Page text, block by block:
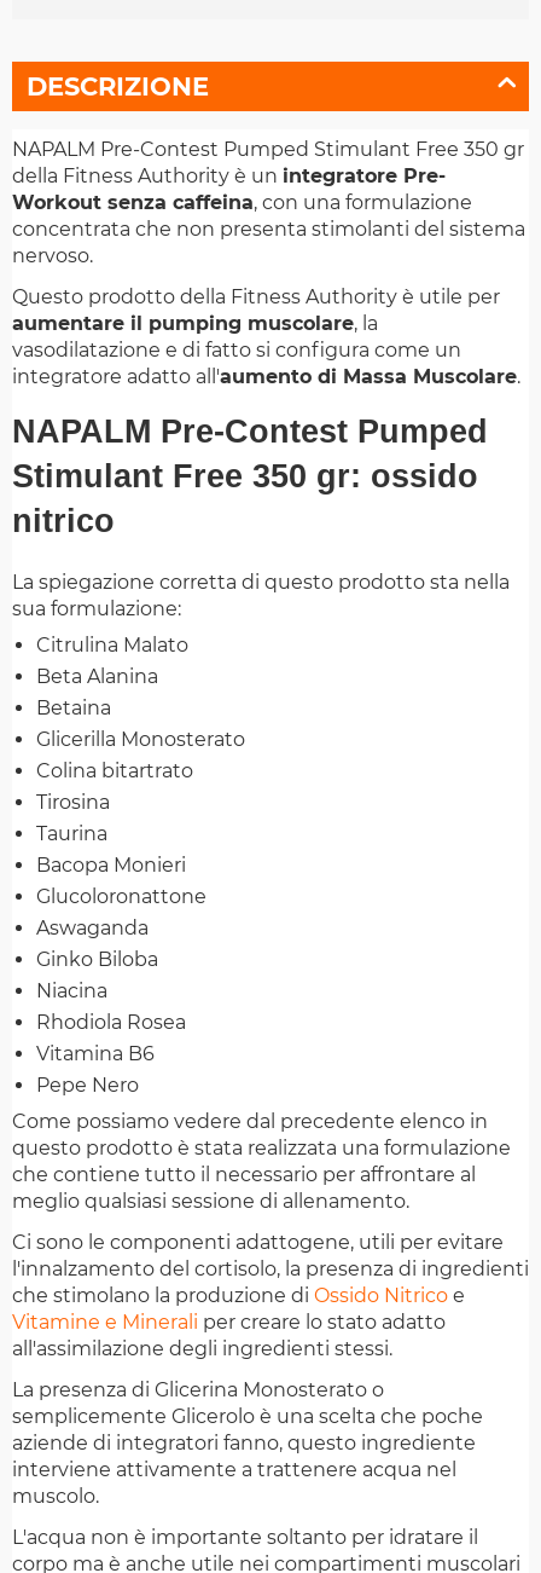
DESCRIZIONE
NAPALM Pre-Contest Pumped Stimulant Free 350 gr
della Fitness Authority è un integratore Pre-
Workout senza caffeina, con una formulazione
concentrata che non presenta stimolanti del sistema
nervoso.
Questo prodotto della Fitness Authority è utile per
aumentare il pumping muscolare, la
vasodilatazione e di fatto si configura come un
integratore adatto all'aumento di Massa Muscolare.
NAPALM Pre-Contest Pumped
Stimulant Free 350 gr: ossido
nitrico
La spiegazione corretta di questo prodotto sta nella
sua formulazione:
Citrulina Malato
Beta Alanina
Betaina
Glicerilla Monosterato
Colina bitartrato
Tirosina
Taurina
Bacopa Monieri
Glucoloronattone
Aswaganda
Ginko Biloba
Niacina
Rhodiola Rosea
Vitamina B6
Pepe Nero
Come possiamo vedere dal precedente elenco in
questo prodotto è stata realizzata una formulazione
che contiene tutto il necessario per affrontare al
meglio qualsiasi sessione di allenamento.
Ci sono le componenti adattogene, utili per evitare
l'innalzamento del cortisolo, la presenza di ingredienti
che stimolano la produzione di Ossido Nitrico e
Vitamine e Minerali per creare lo stato adatto
all'assimilazione degli ingredienti stessi.
La presenza di Glicerina Monosterato o
semplicemente Glicerolo è una scelta che poche
aziende di integratori fanno, questo ingrediente
interviene attivamente a trattenere acqua nel
muscolo.
L'acqua non è importante soltanto per idratare il
corpo ma è anche utile nei compartimenti muscolari